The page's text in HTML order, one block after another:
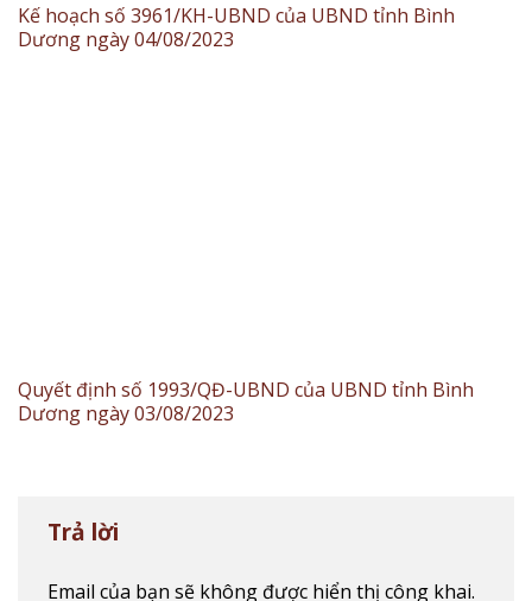
Kế hoạch số 3961/KH-UBND của UBND tỉnh Bình
Dương ngày 04/08/2023
Quyết định số 1993/QĐ-UBND của UBND tỉnh Bình
Dương ngày 03/08/2023
Trả lời
Email của bạn sẽ không được hiển thị công khai.